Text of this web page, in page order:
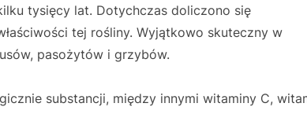
tysięcy lat. Dotychczas doliczono się
tej rośliny. Wyjątkowo skuteczny w
pasożytów i grzybów.
substancji, między innymi witaminy C,